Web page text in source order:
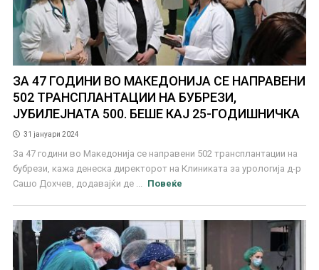
ЗА 47 ГОДИНИ ВО МАКЕДОНИЈА СЕ НАПРАВЕНИ
502 ТРАНСПЛАНТАЦИИ НА БУБРЕЗИ,
ЈУБИЛЕЈНАТА 500. БЕШЕ КАЈ 25-ГОДИШНИЧКА
31 јануари 2024
За 47 години во Македонија се направени 502 трансплантации на
бубрези, кажа денеска директорот на Клиниката за урологија д-р
Сашо Дохчев, додавајќи де ...
Повеќе